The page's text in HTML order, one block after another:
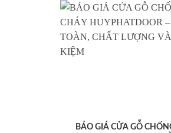
BÁO GIÁ CỬA GỖ